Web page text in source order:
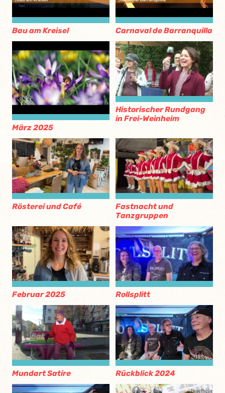
Bau am Kreisel Carnaval de Barranquilla
März 2025
Historischer Rundgang
in Frei-Weinheim
Rösterei und Café
Fastnacht und
Tanzgruppen
Februar 2025 Rollsplitt
Mundart Satire Rückblick 2024